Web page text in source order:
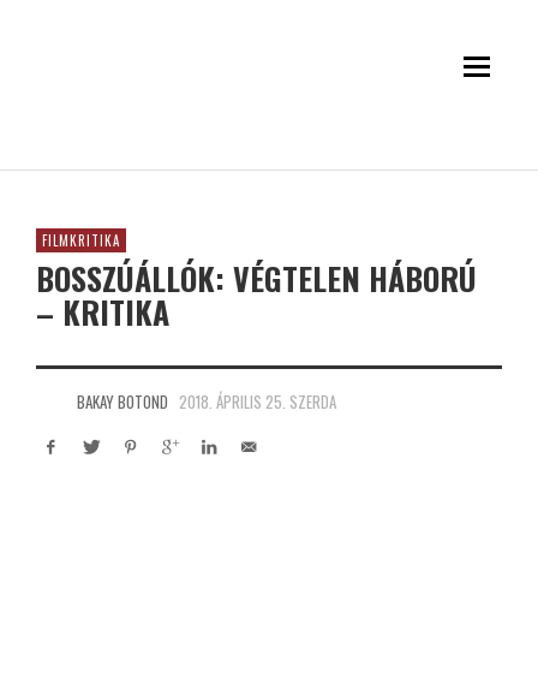
FILMKRITIKA
BOSSZÚÁLLÓK: VÉGTELEN HÁBORÚ
– KRITIKA
BAKAY BOTOND 2018. ÁPRILIS 25. SZERDA